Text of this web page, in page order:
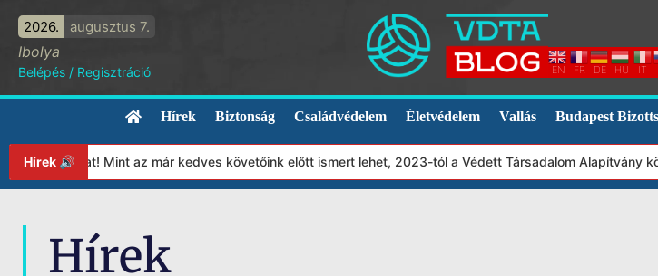
2026. augusztus 7.
Ibolya
Belépés / Regisztráció EN FR DE HU IT
Hírek Biztonság Családvédelem Életvédelem Vallás Budapest
Hírek 🔊 Mint az már kedves követőink előtt ismert lehet, 2023-tól a Védett Társadalom Alapítvány
Hírek